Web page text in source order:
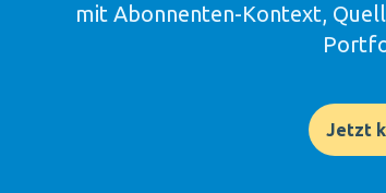
mit Abonnenten-Kontext,
Jetzt